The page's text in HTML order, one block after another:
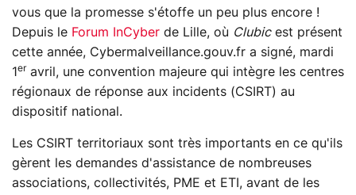
vous que la promesse s'étoffe un peu plus encore !
Depuis le Forum InCyber de Lille, où Clubicest présent
cette année, Cybermalveillance.gouv.fr a signé, mardi
1 er avril, une convention majeure qui intègre les centres
régionaux de réponse aux incidents (CSIRT) au
dispositif national.
Les CSIRT territoriaux sont très importants en ce qu'ils
gèrent les demandes d'assistance de nombreuses
associations, collectivités, PME et ETI, avant de les